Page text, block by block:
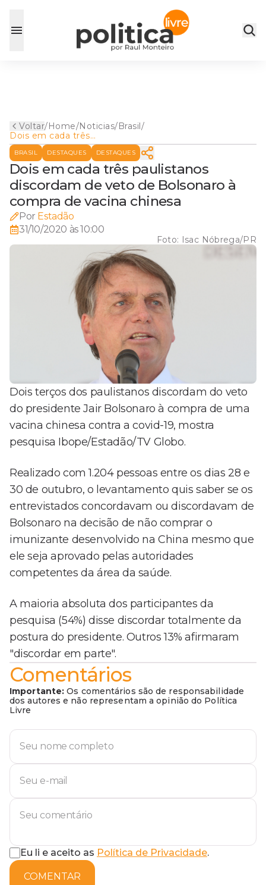
Voltar/Home/Noticias/Brasil/
Dois em cada três
paulistanos discordam de
veto de Bolsonaro à compra
de vacina chinesa
BRASIL DESTAQUES DESTAQUES
Dois em cada três paulistanos
discordam de veto de Bolsonaro à
compra de vacina chinesa
Por Estadão
31/10/2020 às 10:00
Foto: Isac Nóbrega/PR
Dois terços dos paulistanos discordam do veto
do presidente Jair Bolsonaro à compra de uma
vacina chinesa contra a covid-19, mostra
pesquisa Ibope/Estadão/TV Globo.
Realizado com 1.204 pessoas entre os dias 28 e
30 de outubro, o levantamento quis saber se os
entrevistados concordavam ou discordavam de
Bolsonaro na decisão de não comprar o
imunizante desenvolvido na China mesmo que
ele seja aprovado pelas autoridades
competentes da área da saúde.
A maioria absoluta dos participantes da
pesquisa (54%) disse discordar totalmente da
postura do presidente. Outros 13% afirmaram
"discordar em parte".
Comentários
Importante: Os comentários são de responsabilidade
dos autores e não representam a opinião do Política
Livre
Eu li e aceito as Política de Privacidade.
COMENTAR